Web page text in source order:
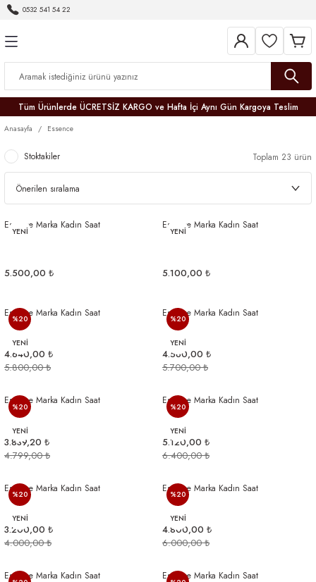
0532 541 54 22
Tüm Ürünlerde ÜCRETSİZ KARGO ve Hafta İçi Aynı Gün Kargoya Teslim
Anasayfa Essence
Stoktakiler Toplam 23 ürün
YENİ
Essence Marka Kadın Saat
5.500,00 ₺
YENİ
Essence Marka Kadın Saat
5.100,00 ₺
%20
YENİ
Essence Marka Kadın Saat
4.640,00 ₺
5.800,00 ₺
%20
YENİ
Essence Marka Kadın Saat
4.560,00 ₺
5.700,00 ₺
%20
YENİ
Essence Marka Kadın Saat
3.839,20 ₺
4.799,00 ₺
%20
YENİ
Essence Marka Kadın Saat
5.120,00 ₺
6.400,00 ₺
%20
YENİ
Essence Marka Kadın Saat
3.200,00 ₺
4.000,00 ₺
%20
YENİ
Essence Marka Kadın Saat
4.800,00 ₺
6.000,00 ₺
Essence Marka Kadın Saat Essence Marka Kadın Saat